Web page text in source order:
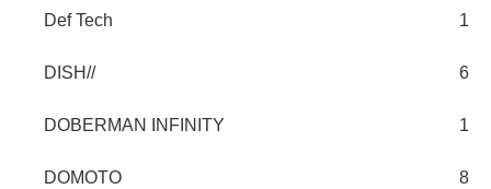
Def Tech 1
DISH// 6
DOBERMAN INFINITY 1
DOMOTO 8